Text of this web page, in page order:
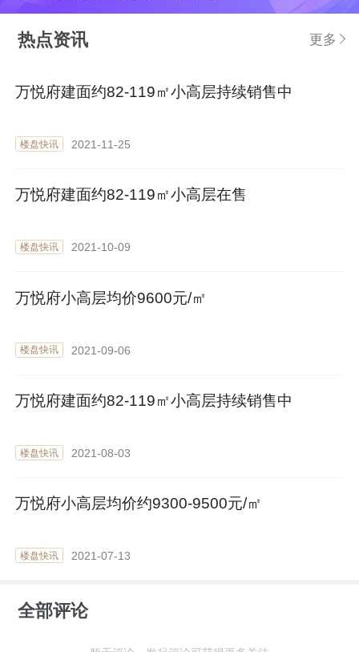
热点资讯 更多
万悦府建面约82-119㎡小高层持续销售中
楼盘快讯 2021-11-25
万悦府建面约82-119㎡小高层在售
楼盘快讯 2021-10-09
万悦府小高层均价9600元/㎡
楼盘快讯 2021-09-06
万悦府建面约82-119㎡小高层持续销售中
楼盘快讯 2021-08-03
万悦府小高层均价约9300-9500元/㎡
楼盘快讯 2021-07-13
全部评论